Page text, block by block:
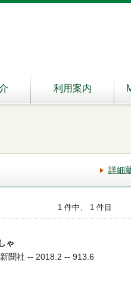
利用案内
詳細
1 件中、 1 件目
ゃ
聞社 -- 2018.2 -- 913.6